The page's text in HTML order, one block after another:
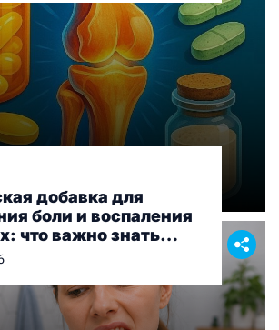
добавка для
боли и воспаления
что важно знать